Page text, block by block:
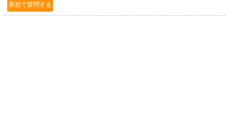
新規で質問する